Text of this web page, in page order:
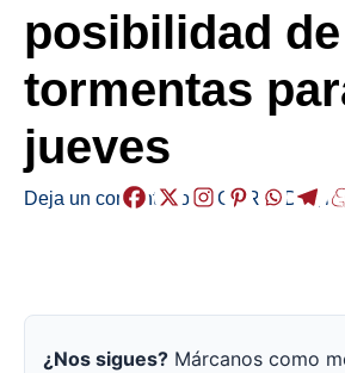
posibilidad de
tormentas
jueves
Deja un comentario /EGURALDIA, /
¿Nos sigues? Márcanos como